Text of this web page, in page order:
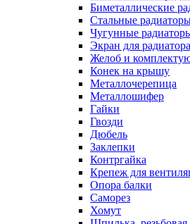
Биметаллические
Стальные
Чугунные
Экран для
Желоб и
Конек на крышу
Металлочерепица
Металлошифер
Гайки
Гвозди
Дюбель
Заклепки
Контргайка
Крепеж для
Опора балки
Саморез
Хомут